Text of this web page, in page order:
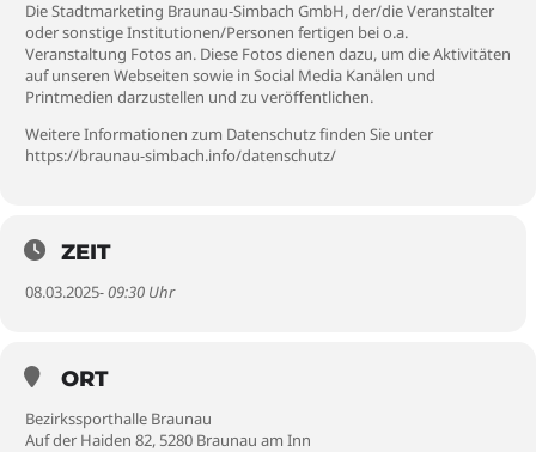
Die Stadtmarketing Braunau-Simbach GmbH, der/die Veranstalter
oder sonstige Institutionen/Personen fertigen bei o.a.
Veranstaltung Fotos an. Diese Fotos dienen dazu, um die Aktivitäten
auf unseren Webseiten sowie in Social Media Kanälen und
Printmedien darzustellen und zu veröffentlichen.
Weitere Informationen zum Datenschutz finden Sie unter
https://braunau-simbach.info/datenschutz/
ZEIT
08.03.2025- 09:30 Uhr
ORT
Bezirkssporthalle Braunau
Auf der Haiden 82, 5280 Braunau am Inn